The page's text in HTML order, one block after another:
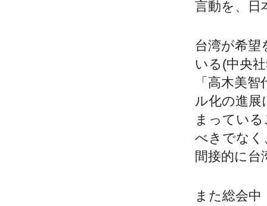
言動を、 日
台湾が希望
いる(中央
「高木美
ル化の進展
まってい
べきでなく
間接的に台
また総会中